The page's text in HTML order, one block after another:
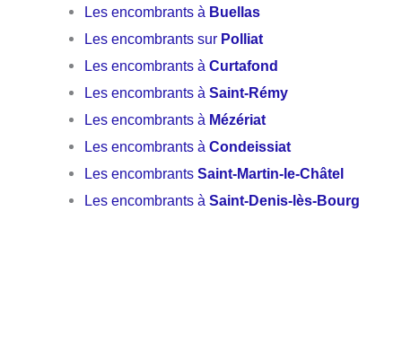
Les encombrants à Buellas
Les encombrants sur Polliat
Les encombrants àCurtafond
Les encombrants àSaint-Rémy
Les encombrants à Mézériat
Les encombrants àCondeissiat
Les encombrantsSaint-Martin-le-Châtel
Les encombrants àSaint-Denis-lès-Bourg